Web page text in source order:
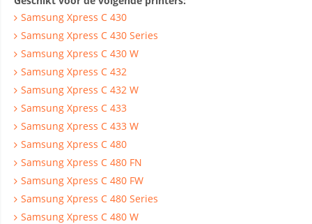
Samsung Xpress C 430
Samsung Xpress C 430 Series
Samsung Xpress C 430 W
Samsung Xpress C 432
Samsung Xpress C 432 W
Samsung Xpress C 433
Samsung Xpress C 433 W
Samsung Xpress C 480
Samsung Xpress C 480 FN
Samsung Xpress C 480 FW
Samsung Xpress C 480 Series
Samsung Xpress C 480 W